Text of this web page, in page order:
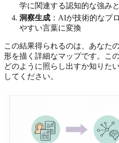
学に関連する認知的な強み
洞察生成 ：AIが技術的なプ
やすい言葉に変換
この結果得られるのは、あなた
形を描く詳細なマップです。こ
どのように照らし出すか知りた
してください。